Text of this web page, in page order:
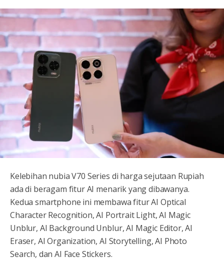
Kelebihan nubia V70 Series di harga sejutaan Rupiah
ada di beragam fitur AI menarik yang dibawanya.
Kedua smartphone ini membawa fitur AI Optical
Character Recognition, AI Portrait Light, AI Magic
Unblur, AI Background Unblur, AI Magic Editor, AI
Eraser, AI Organization, AI Storytelling, AI Photo
Search, dan AI Face Stickers.